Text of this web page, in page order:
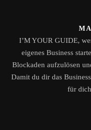
I’M YOUR GUIDE,
eigenes Business
Blockaden aufzulösen
Damit du dir das
für